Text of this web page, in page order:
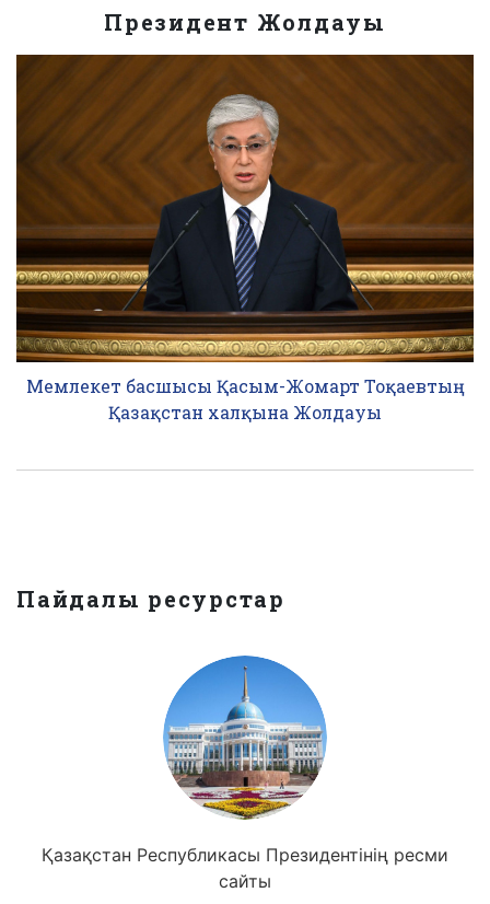
Президент Жолдауы
Мемлекет басшысы Қасым-Жомарт Тоқаевтың
Қазақстан халқына Жолдауы
Пайдалы ресурстар
Қазақстан Республикасы Президентінің ресми
сайты